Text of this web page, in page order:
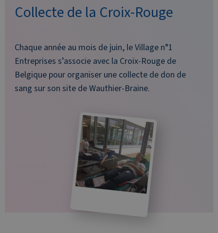
Collecte de la Croix-Rouge
Chaque année au mois de juin, le Village n°1
Entreprises s’associe avec la Croix-Rouge de
Belgique pour organiser une collecte de don de
sang sur son site de Wauthier-Braine.